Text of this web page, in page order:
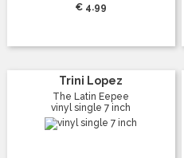
€ 4.99
Trini Lopez
The Latin Eepee
vinyl single 7 inch